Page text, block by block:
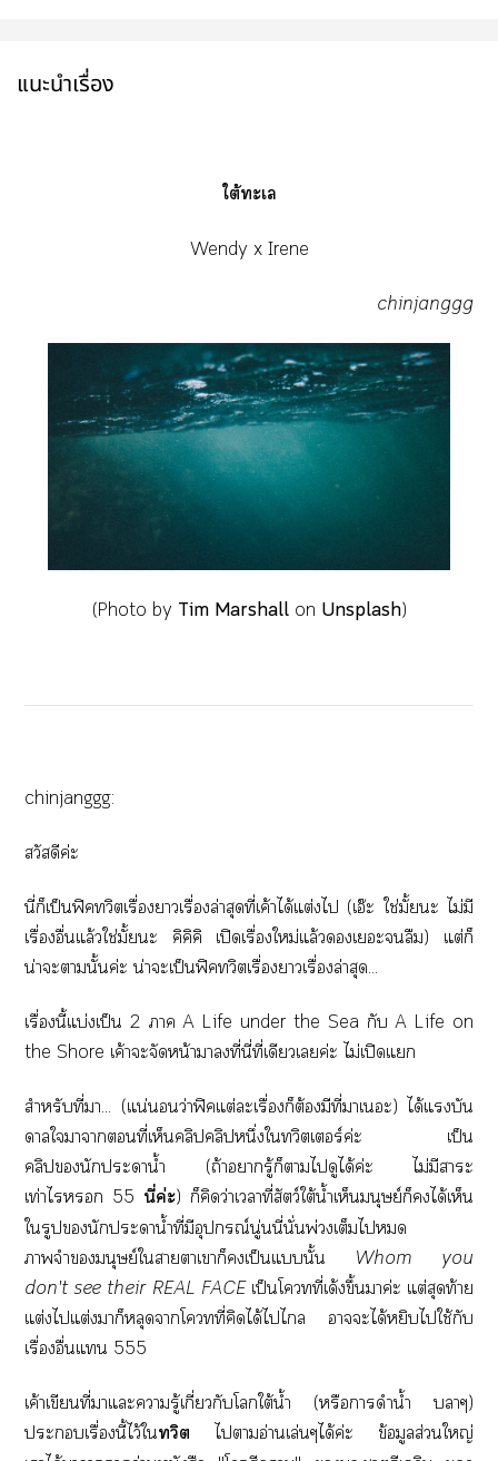
แนะนำเรื่อง
ใต้ะเ
Wendy x Irene
chinjanggg
(Photo by Tim Marshallon Unsplash)
chinjanggg:
สวัสดีค่ะ
นี่ก็เป็นฟิคทวิตเรื่องาเรื่องล่าสุดที่เค้าได้แต่งไ (เอ๊ะ ใช่มั้ยะ ไม่มี
เรื่องอื่นแล้วใช่มั้ยะ คิคิคิ เปิดเรื่องใหม่แล้วเะลืม) แต่ก็
น่าะานั้นค่ะ น่าะเป็นฟิคทวิตเรื่องาเรื่องล่าสุด...
เรื่องนี้แบ่งเป็น 2 า A Life under the Sea กับ A Life on
the Shore เค้าะจัดหน้าาที่นี่ที่เดียวเค่ะ ไม่เปิดแ
สำหรับที่า... (แน่นอนว่าฟิคแต่ะเรื่องก็ต้องมีที่าเะ) ได้แบัน
ดาลใาาที่เห็นคลิปคลิปหนึ่งใทวิตเอร์ค่ะ เป็น
คลิปนักะาน้ำ (ถ้าารู้ก็าไดูได้ค่ะ ไม่มีาะ
เท่าไร 55 นี่ค่ะ) ก็คิดว่าเาที่สัตว์ใต้น้ำเห็นมนุษย์ก็ได้เห็น
ใรูปนักะาน้ำที่มีอุปกรณ์นู่นนี่นั่นพ่วงเต็มไ
าจำมนุษย์ใาาเาก็เป็นแนั้น Whom you
don't see their REAL FACEเป็นโวทที่เด้งขึ้นาค่ะ แต่สุดท้าย
แต่งไแต่งมาก็หลุดาโวทที่คิดได้ไไ าะได้หยิบไใช้กับ
เรื่องอื่นแ 555
เค้าเขียนที่าแะารู้เกี่ยวกับโใต้น้ำ (หรือาดำน้ำ บาๆ)
ะเรื่องนี้ไว้ใทวิต ไาอ่านเล่นๆได้ค่ะ ข้อมูลส่วนใหญ่